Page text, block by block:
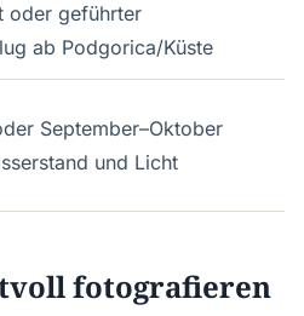
oder geführter
ab Podgorica/Küste
September–Oktober
und Licht
fotografieren